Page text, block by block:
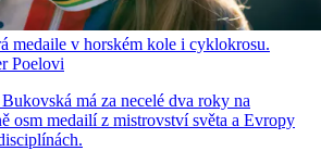
medaile v horském kole i cyklokrosu.
Poelovi
má za necelé dva roky na
osm medailí z mistrovství světa a Evropy